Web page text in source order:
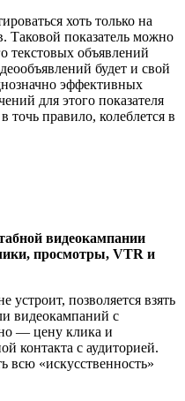
хоть только на
показатель можно
текстовых объявлений
будет и свой
эффективных
для этого показателя
точь правило, колеблется в
видеокампании
просмотры, VTR и
устроит, позволяется взять
видеокампаний с
— цену клика и
контакта с аудиторией.
всю «искусственность»